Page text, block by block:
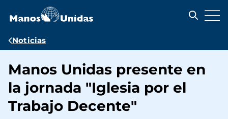
contenido
Ruta
navegación
Noticias
Manos Unidas presente en
la jornada "Iglesia por el
Trabajo Decente"